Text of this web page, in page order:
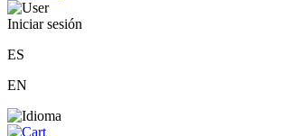
Iniciar sesión
ES
EN